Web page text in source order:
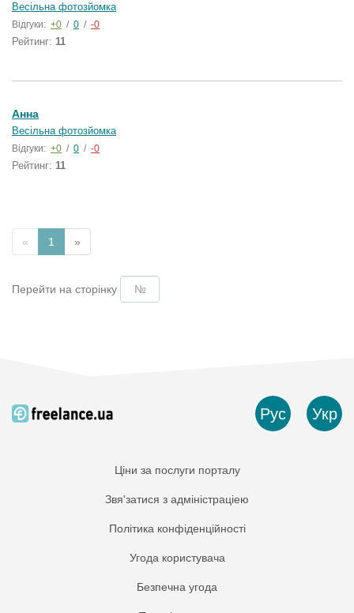
Весільна фотозйомка
Відгуки: +0 / 0 / -0
Рейтинг: 11
Анна
Весільна фотозйомка
Відгуки: +0 / 0 / -0
Рейтинг: 11
« 1 »
Перейти на сторінку
Рус Укр
Ціни за послуги порталу
Звя'затися з адміністраціею
Політика конфіденційності
Угода користувача
Безпечна угода